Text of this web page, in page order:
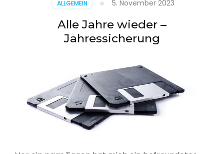
ALLGEMEIN 5. November 2023
Alle Jahre wieder –
Jahressicherung